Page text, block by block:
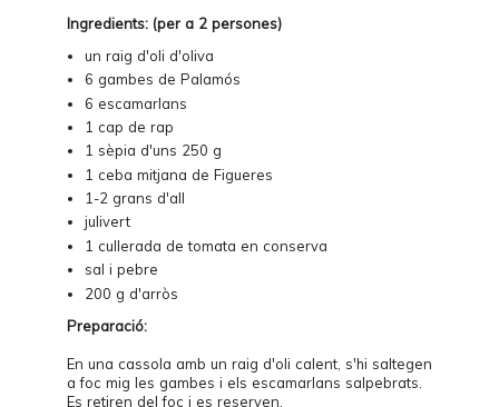
Ingredients: (per a 2 persones)
un raig d'oli d'oliva
6 gambes de Palamós
6 escamarlans
1 cap de rap
1 sèpia d'uns 250 g
1 ceba mitjana de Figueres
1-2 grans d'all
julivert
1 cullerada de tomata en conserva
sal i pebre
200 g d'arròs
Preparació:
En una cassola amb un raig d'oli calent, s'hi saltegen
a foc mig les gambes i els escamarlans salpebrats.
Es retiren del foc i es reserven.